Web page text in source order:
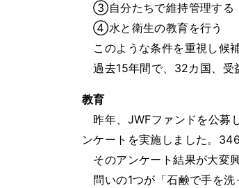
③自分たちで維持管理する
④水と衛生の教育を行う
このような条件を重視し候
過去15年間で、32カ国、受
教育
昨年、JWFファンドを公募
ンケートを実施しました。
そのアンケート結果が大変
問いの1つが「石鹸で手を洗